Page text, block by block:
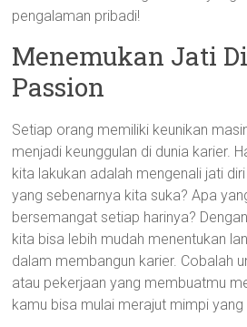
pengalaman pribadi!
Menemukan Jati
Passion
Setiap orang memiliki keunikan
menjadi keunggulan di dunia karier.
kita lakukan adalah mengenali jati
yang sebenarnya kita suka? Apa
bersemangat setiap harinya?
kita bisa lebih mudah menentukan
dalam membangun karier. Cobalah
atau pekerjaan yang membuatmu
kamu bisa mulai merajut mimpi